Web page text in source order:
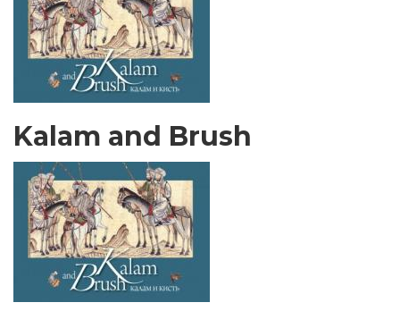
Kalam and Brush